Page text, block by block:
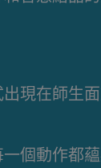
現在師生面
個動作都